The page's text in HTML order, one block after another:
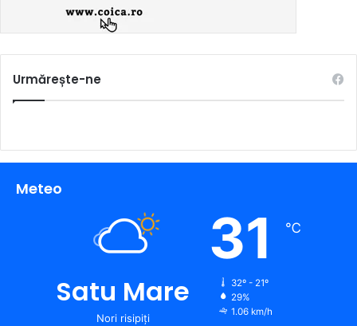
Urmărește-ne
Meteo
Satu Mare
Nori risipiți
31 ℃
32º - 21º
29%
1.06 km/h